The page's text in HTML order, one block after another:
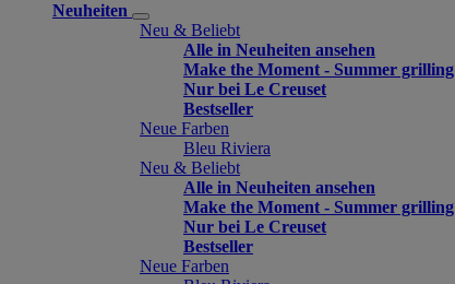
Neuheiten
Neu & Beliebt
Alle in Neuheiten ansehen
Make the Moment - Summer grilling
Nur bei Le Creuset
Bestseller
Neue Farben
Bleu Riviera
Neu & Beliebt
Alle in Neuheiten ansehen
Make the Moment - Summer grilling
Nur bei Le Creuset
Bestseller
Neue Farben